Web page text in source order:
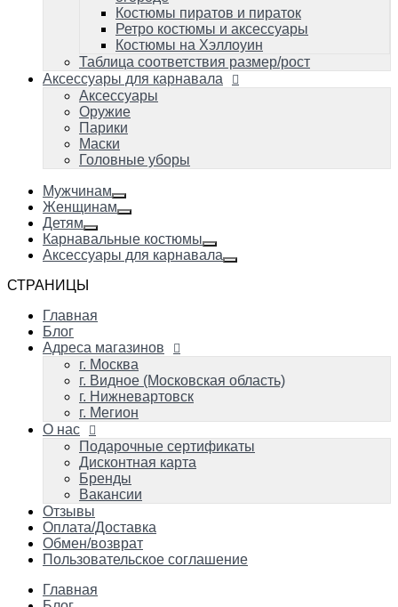
Костюмы пиратов и пираток
Ретро костюмы и аксессуары
Костюмы на Хэллоуин
Таблица соответствия размер/рост
Аксессуары для карнавала
Аксессуары
Оружие
Парики
Маски
Головные уборы
Мужчинам
Женщинам
Детям
Карнавальные костюмы
Аксессуары для карнавала
СТРАНИЦЫ
Главная
Блог
Адреса магазинов
г. Москва
г. Видное (Московская область)
г. Нижневартовск
г. Мегион
О нас
Подарочные сертификаты
Дисконтная карта
Бренды
Вакансии
Отзывы
Оплата/Доставка
Обмен/возврат
Пользовательское соглашение
Главная